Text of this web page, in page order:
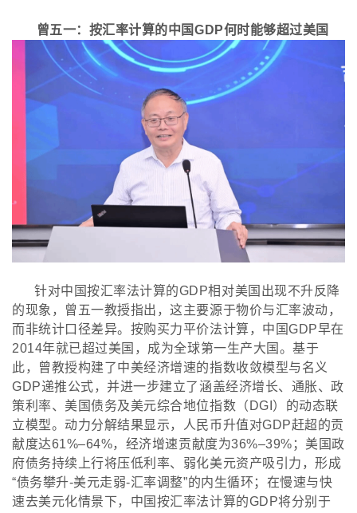
曾五一：按汇率计算的中国 GDP何时能够超过美国
针对中国按汇率法计算的GDP相对美国出现不升反降
的现象，曾五一教授指出，这主要源于物价与汇率波动，
而非统计口径差异。按购买力平价法计算，中国GDP早在
2014年就已超过美国，成为全球第一生产大国。基于
此，曾教授构建了中美经济增速的指数收敛模型与名义
GDP递推公式，并进一步建立了涵盖经济增长、通胀、政
策利率、美国债务及美元综合地位指数（DGI）的动态联
立模型。动力分解结果显示，人民币升值对GDP赶超的贡
献度达61%–64%，经济增速贡献度为36%–39%；美国政
府债务持续上行将压低利率、弱化美元资产吸引力，形成
“债务攀升-美元走弱-汇率调整”的内生循环；在慢速与快
速去美元化情景下，中国按汇率法计算的GDP将分别于